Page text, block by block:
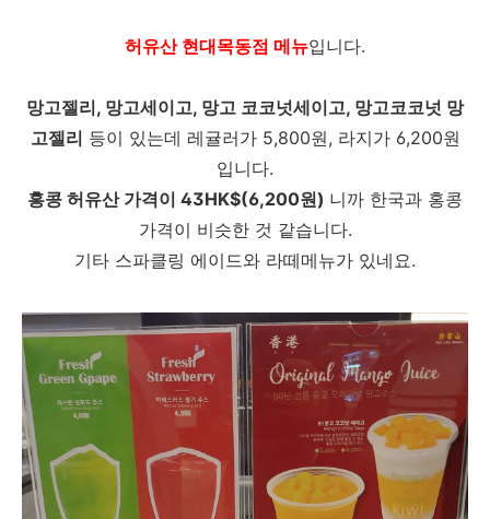
허유산 현대목동점 메뉴입니다.
망고젤리, 망고세이고, 망고 코코넛세이고, 망고코코넛 망
고젤리 등이 있는데 레귤러가 5,800원, 라지가 6,200원
입니다.
홍콩 허유산 가격이 43HK$(6,200원) 니까 한국과 홍콩
가격이 비슷한 것 같습니다.
기타 스파클링 에이드와 라떼메뉴가 있네요.